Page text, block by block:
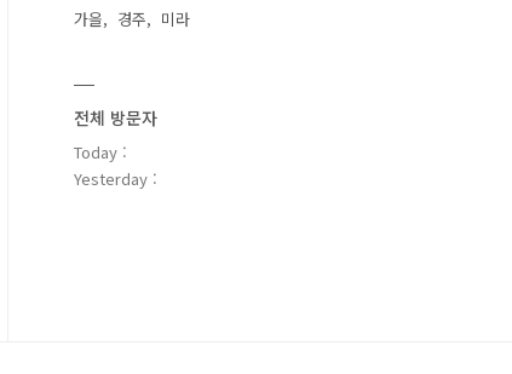
가을
경주 미라
전체 방문자
Today :
Yesterday :